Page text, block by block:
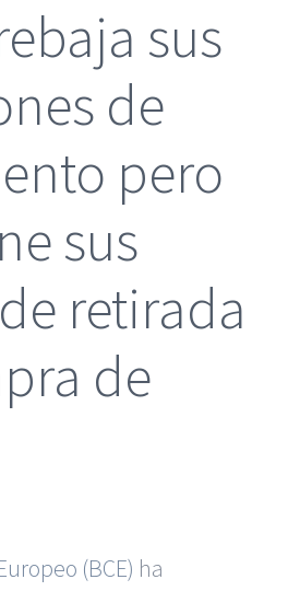
sus
de
pero
sus
retirada
de
(BCE) ha